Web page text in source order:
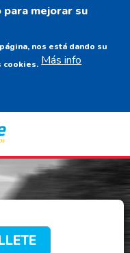
mejorar su
nos está dando su
cookies. Más info